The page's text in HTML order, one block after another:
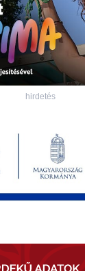
hirdetés